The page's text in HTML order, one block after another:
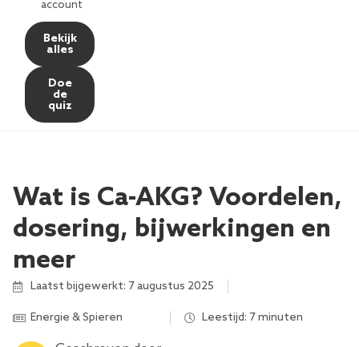
account
Bekijk
alles
Doe
de
quiz
Wat is Ca-AKG? Voordelen,
dosering, bijwerkingen en
meer
Laatst bijgewerkt: 7 augustus 2025
Energie & Spieren Leestijd: 7 minuten